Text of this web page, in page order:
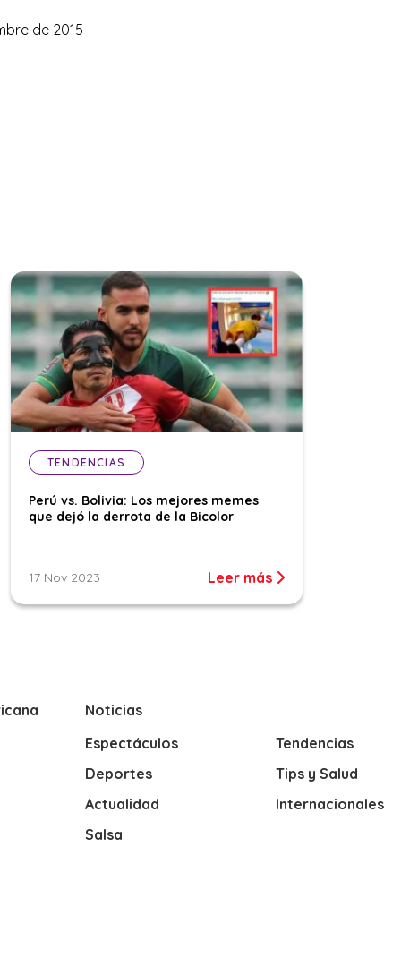
de 2015
TENDENCIAS
Perú vs. Bolivia: Los mejores memes
que dejó la derrota de la Bicolor
17 Nov 2023 Leer más
Noticias
Espectáculos
Deportes
Actualidad
Salsa
Tendencias
Tips y Salud
Internacionales